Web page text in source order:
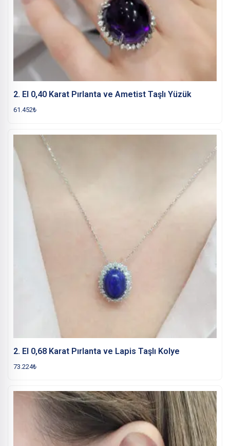
2. El 0,40 Karat Pırlanta ve Ametist Taşlı Yüzük
61.452₺
2. El 0,68 Karat Pırlanta ve Lapis Taşlı Kolye
73.224₺